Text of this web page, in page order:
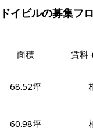
イビルの募集フ
面積 賃料
68.52坪
60.98坪